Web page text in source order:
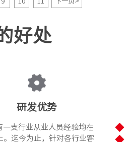
好处
研发优势
一支行业从业人员经验均在
。迄今为止，针对各行业客
◆
◆